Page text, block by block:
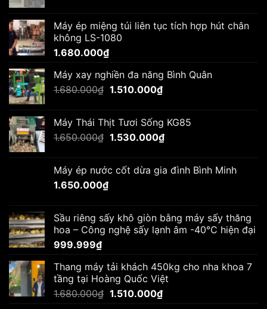
Máy ép miệng túi liên tục tích hợp hút chân
không LS-1080
1.680.000₫
Máy xay nghiền đa năng Bình Quân
1.680.000₫ Giá
1.680.000₫.
1.510.000₫Giá
là:
1.510.000₫.
Máy Thái Thịt Tươi Sống KG85
1.650.000₫ Giá
1.650.000₫.
1.530.000₫Giá
là:
Máy ép nước cốt dừa gia đình Bình Minh
1.650.000₫
Sầu riêng sấy khô giòn bằng máy sấy thăng
hoa – Công nghệ sấy lạnh âm -40°C hiện đại
999.999₫
Thang máy tải khách 450kg cho nha khoa 7
tầng tại Hoàng Quốc Việt
1.680.000₫ Giá
1.510.000₫Giá